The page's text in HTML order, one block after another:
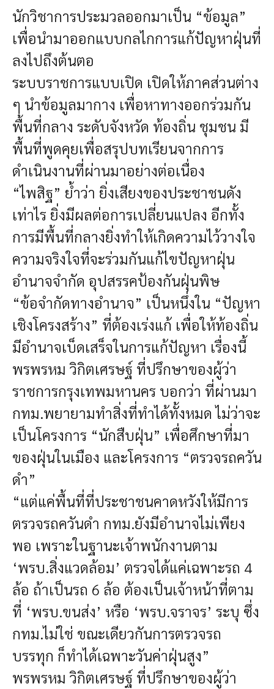
นักวิชาการประมวลออกมาเป็น “ข้อมูล”
เพื่อนำมาออกแบบกลไกการแก้ปัญหาฝุ่นที่
ลงไปถึงต้นตอ
ระบบราชการแบบเปิด เปิดให้ภาคส่วนต่าง
ๆ นำข้อมูลมากาง เพื่อหาทางออกร่วมกัน
พื้นที่กลาง ระดับจังหวัด ท้องถิ่น ชุมชน มี
พื้นที่พูดคุยเพื่อสรุปบทเรียนจากการ
ดำเนินงานที่ผ่านมาอย่างต่อเนื่อง
“ไพสิฐ” ย้ำว่า ยิ่งเสียงของประชาชนดัง
เท่าไร ยิ่งมีผลต่อการเปลี่ยนแปลง อีกทั้ง
การมีพื้นที่กลางยิ่งทำให้เกิดความไว้วางใจ
ความจริงใจที่จะร่วมกันแก้ไขปัญหาฝุ่น
อำนาจจำกัด อุปสรรคป้องกันฝุ่นพิษ
“ข้อจำกัดทางอำนาจ” เป็นหนึ่งใน “ปัญหา
เชิงโครงสร้าง” ที่ต้องเร่งแก้ เพื่อให้ท้องถิ่น
มีอำนาจเบ็ดเสร็จในการแก้ปัญหา เรื่องนี้
พรพรหม วิกิตเศรษฐ์ ที่ปรึกษาของผู้ว่า
ราชการกรุงเทพมหานคร บอกว่า ที่ผ่านมา
กทม.พยายามทำสิ่งที่ทำได้ทั้งหมด ไม่ว่าจะ
เป็นโครงการ “นักสืบฝุ่น” เพื่อศึกษาที่มา
ของฝุ่นในเมือง และโครงการ “ตรวจรถควัน
ดำ”
“แต่แค่พื้นที่ที่ประชาชนคาดหวังให้มีการ
ตรวจรถควันดำ กทม.ยังมีอำนาจไม่เพียง
พอ เพราะในฐานะเจ้าพนักงานตาม
‘พรบ.สิ่งแวดล้อม’ ตรวจได้แค่เฉพาะรถ 4
ล้อ ถ้าเป็นรถ 6 ล้อ ต้องเป็นเจ้าหน้าที่ตาม
ที่ ‘พรบ.ขนส่ง’ หรือ ‘พรบ.จราจร’ ระบุ ซึ่ง
กทม.ไม่ใช่ ขณะเดียวกันการตรวจรถ
บรรทุก ก็ทำได้เฉพาะวันค่าฝุ่นสูง”
พรพรหม วิกิตเศรษฐ์ ที่ปรึกษาของผู้ว่า